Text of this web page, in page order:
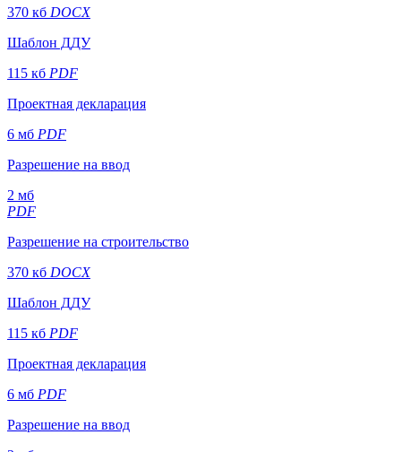
370 кб DOCX
Шаблон ДДУ
115 кб PDF
Проектная декларация
6 мб PDF
Разрешение на ввод
2 мб
PDF
Разрешение на строительство
370 кб DOCX
Шаблон ДДУ
115 кб PDF
Проектная декларация
6 мб PDF
Разрешение на ввод